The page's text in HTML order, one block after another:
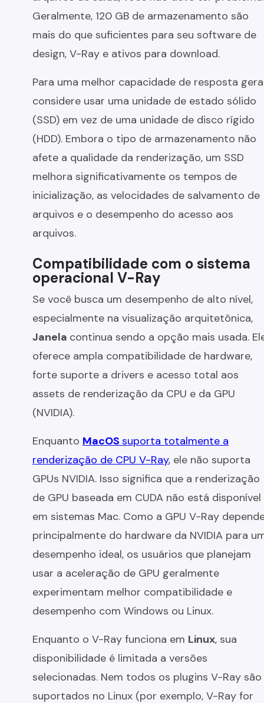
Geralmente, 120 GB de armazenamento são
mais do que suficientes para seu software de
design, V-Ray e ativos para download.
Para uma melhor capacidade de resposta
considere usar uma unidade de estado sólido
(SSD) em vez de uma unidade de disco rígido
(HDD). Embora o tipo de armazenamento não
afete a qualidade da renderização, um SSD
melhora significativamente os tempos de
inicialização, as velocidades de salvamento de
arquivos e o desempenho do acesso aos
arquivos.
Compatibilidade com o sistema
operacional V-Ray
Se você busca um desempenho de alto nível,
especialmente na visualização arquitetônica,
Janela continua sendo a opção mais usada.
oferece ampla compatibilidade de hardware,
forte suporte a drivers e acesso total aos
assets de renderização da CPU e da GPU
(NVIDIA).
Enquanto MacOS suporta totalmente a
renderização de CPU V-Ray, ele não suporta
GPUs NVIDIA. Isso significa que a renderização
de GPU baseada em CUDA não está disponível
em sistemas Mac. Como a GPU V-Ray
principalmente do hardware da NVIDIA para
desempenho ideal, os usuários que planejam
usar a aceleração de GPU geralmente
experimentam melhor compatibilidade e
desempenho com Windows ou Linux.
Enquanto o V-Ray funciona em Linux, sua
disponibilidade é limitada a versões
selecionadas. Nem todos os plugins V-Ray são
suportados no Linux (por exemplo, V-Ray for